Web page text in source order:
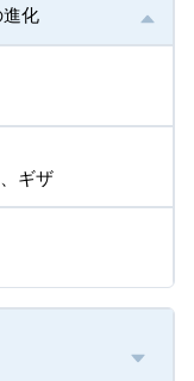
化
ギザ